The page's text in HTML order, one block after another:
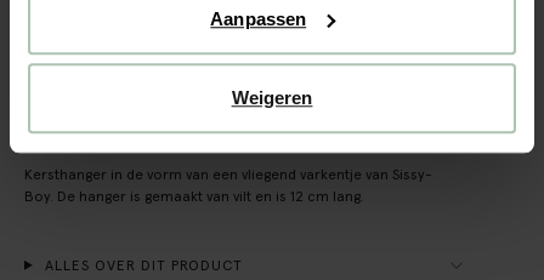
Aanpassen
Weigeren
Snelle levering
OMSCHRIJVING
Kersthanger in de vorm van een vliegend varkentje van Sissy-
Boy. De hanger is gemaakt van vilt en is 12 cm lang.
ALLES OVER DIT PRODUCT